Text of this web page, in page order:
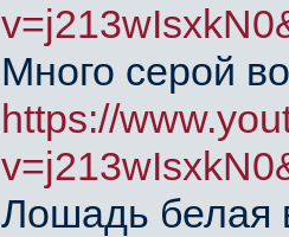
Много серой
https://
Лошадь белая